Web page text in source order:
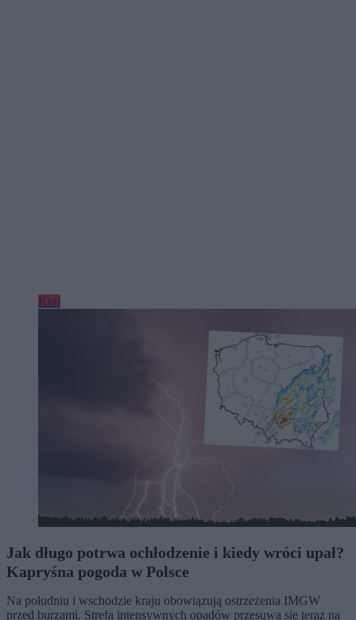
Kraj
Jak długo potrwa ochłodzenie i kiedy wróci upał?
Kapryśna pogoda w Polsce
Na południu i wschodzie kraju obowiązują ostrzeżenia IMGW
przed burzami. Strefa intensywnych opadów przesuwa się teraz na